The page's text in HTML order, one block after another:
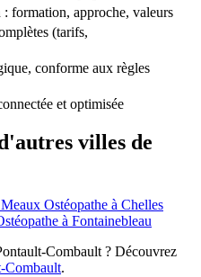
formation, approche, valeurs
(tarifs,
conforme aux règles
et optimisée
villes de
Ostéopathe à Chelles
à Fontainebleau
Combault ? Découvrez
Combault.